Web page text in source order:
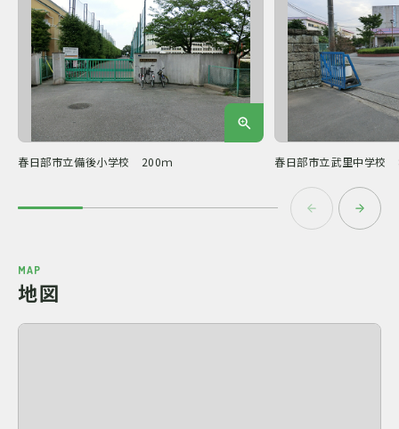
春日部市立備後小学校 200ｍ 春日部市立武里中学校
MAP
地図